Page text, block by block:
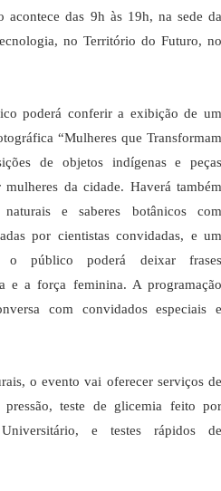
acontece das 9h às 19h, na sede da
no Território do Futuro, no
poderá conferir a exibição de um
“Mulheres que Transformam
de objetos indígenas e peças
mulheres da cidade. Haverá também
e saberes botânicos com
por cientistas convidadas, e um
o público poderá deixar frases
e a força feminina. A programação
com convidados especiais e
o evento vai oferecer serviços de
teste de glicemia feito por
e testes rápidos de